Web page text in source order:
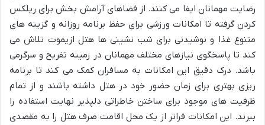
رضایت مهمانان ایفا می کنند. از فضاهای آرامش بخش برای ریلکس
کردن گرفته تا امکانات ورزشی برای حفظ برنامه روزانه و گزینه های
متنوع غذا و نوشیدنی برای شب نشینی ها هتل ازیموت تلاش می
کند تا پاسخگوی نیازهای مختلف مهمانان در زمینه تفریح و سرگرمی
باشد. درک دقیق این امکانات به مسافران کمک می کند تا برنامه
ریزی بهتری برای زمان حضور خود در هتل داشته باشند و از تمام
ظرفیت های موجود برای ساختن خاطراتی دلپذیر نهایت استفاده را
ببرند. این امکانات فراتر از یک محل اقامت صرف هتل را به مقصدی